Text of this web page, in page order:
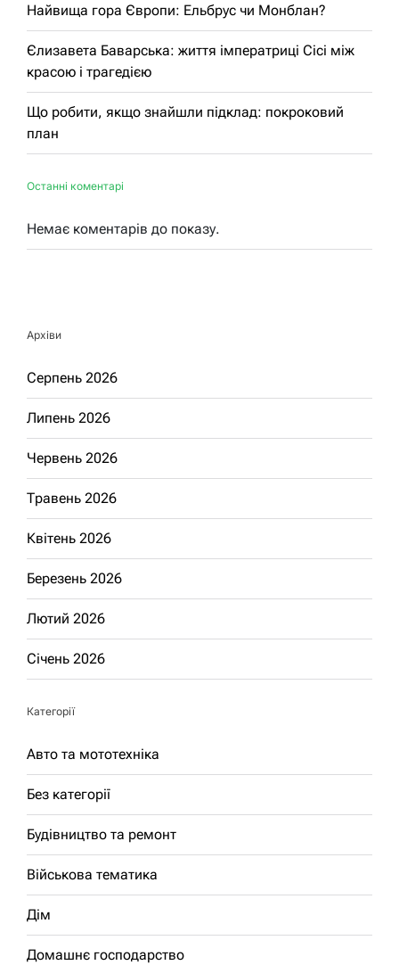
Найвища гора Європи: Ельбрус чи Монблан?
Єлизавета Баварська: життя імператриці Сісі між
красою і трагедією
Що робити, якщо знайшли підклад: покроковий
план
Останні коментарі
Немає коментарів до показу.
Архіви
Серпень 2026
Липень 2026
Червень 2026
Травень 2026
Квітень 2026
Березень 2026
Лютий 2026
Січень 2026
Категорії
Авто та мототехніка
Без категорії
Будівництво та ремонт
Військова тематика
Дім
Домашнє господарство